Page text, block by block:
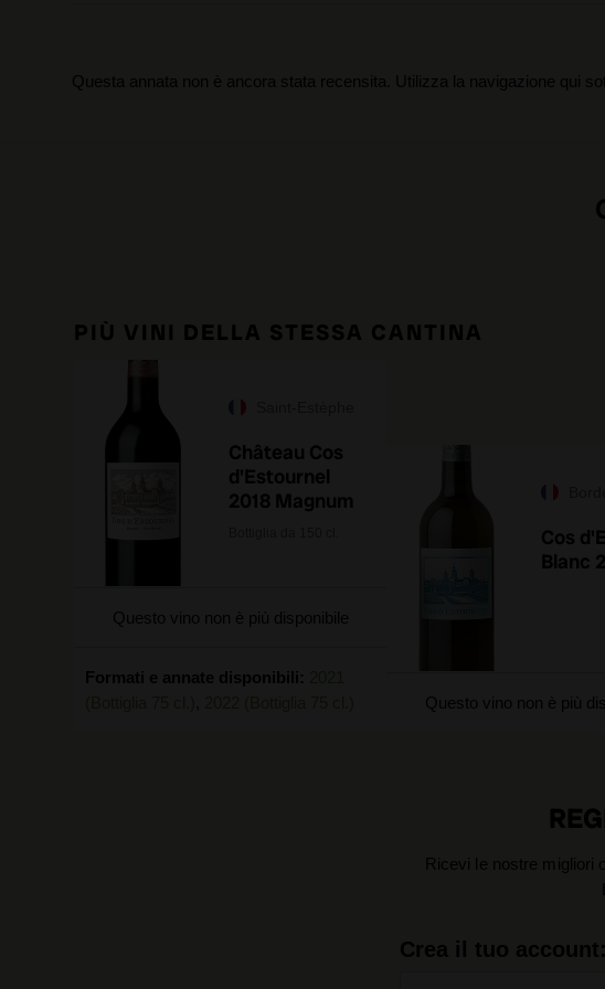
Questa annata non è ancora stata recensita. Utilizza la navigazione qui
PIÙ VINI DELLA STESSA CANTINA
Château Cos
d'Estournel
2018 Magnum
Questo vino non è più disponibile
Formati e annate disponibili:
Cos
Blanc
Questo vino non è più
Ricevi le nostre migliori
Crea il tuo account: